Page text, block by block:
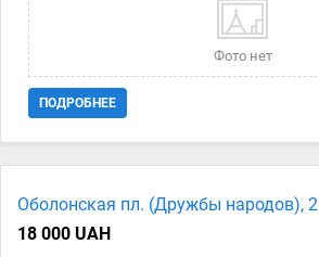
Фото нет
ПОДРОБНЕЕ
Оболонская пл. (Дружбы народов), 2
18 000 UAH